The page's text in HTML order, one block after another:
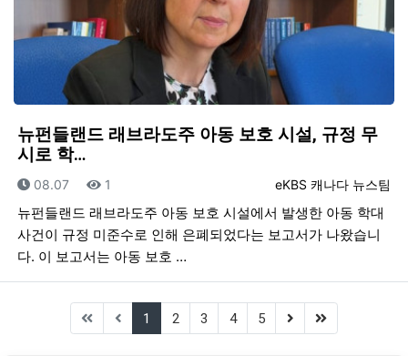
뉴펀들랜드 래브라도주 아동 보호 시설, 규정 무
시로 학…
등록자
eKBS 캐나다 뉴스팀
등록일
08.07 조회
1
뉴펀들랜드 래브라도주 아동 보호 시설에서 발생한 아동 학대
사건이 규정 미준수로 인해 은폐되었다는 보고서가 나왔습니
다. 이 보고서는 아동 보호 …
1 (current)
2 3 4 5 (next)(last)